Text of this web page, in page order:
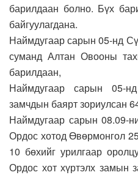
барилдаан болно. Бүх
байгуулагдана.
Наймдугаар сарын 05-нд
суманд Алтан Овооны
барилдаан,
Наймдугаар сарын 05-
замчдын баярт зориулсан
Наймдугаар сарын 08.09-
Ордос хотод Өвөрмонгол
10 бөхийг урилгаар
Ордос хот хүртэлх замын